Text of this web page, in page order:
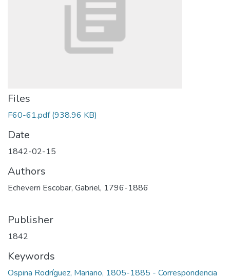
Files
F60-61.pdf(938.96 KB)
Date
1842-02-15
Authors
Echeverri Escobar, Gabriel, 1796-1886
Publisher
1842
Keywords
Ospina Rodríguez, Mariano, 1805-1885 - Correspondencia